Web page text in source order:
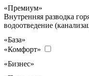
«Премиум»
Внутренняя разводка
водоотведение
«База»
«Комфорт»
«Бизнес»